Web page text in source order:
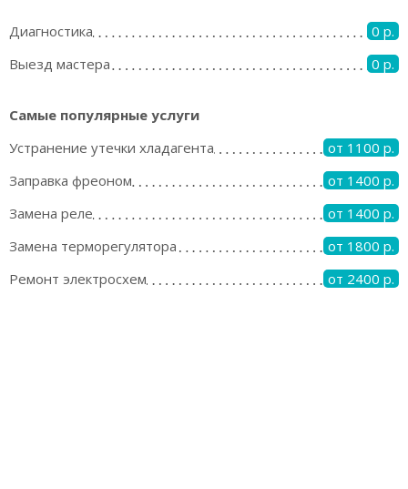
Диагностика
0 р.
Выезд мастера
0 р.
Самые популярные услуги
Устранение утечки хладагента
от 1100 р.
Заправка фреоном
от 1400 р.
Замена реле
от 1400 р.
Замена терморегулятора
от 1800 р.
Ремонт электросхем
от 2400 р.